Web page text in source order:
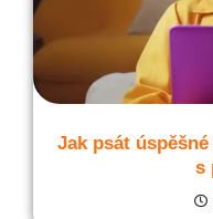
Jak psát
s